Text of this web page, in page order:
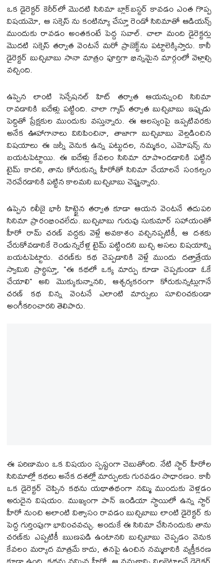
ఒక డైరెక్ట‌ర్ కెరీర్‌లో మొద‌టి సినిమా బ్లాక్‌బస్టర్ కావడం ఎంత గొప్ప
విషయమో, ఆ స‌క్సెస్ ను కంటిన్యూ చేస్తూ రెండో సినిమాతో ఆడియ‌న్స్
ముందుకు రావడం అంతకంటే పెద్ద సవాల్. చాలా మంది డైరెక్ట‌ర్లు
మొద‌టి స‌క్సెస్ త‌ర్వాత వెంటనే మరో ప్రాజెక్ట్‌ను పట్టాలెక్కిస్తారు. కానీ
డైరెక్ట‌ర్ బుచ్చిబాబు సానా మాత్రం పూర్తిగా భిన్నమైన మార్గంలో వెళ్లాల్సి
వ‌చ్చింది.
ఉప్పెన లాంటి సెన్సేష‌న‌ల్ హిట్ త‌ర్వాత ఆయ‌న్నుంచి సినిమా
రావ‌డానికి ఐదేళ్లు ప‌ట్టింది. చాలా గ్యాప్ త‌ర్వాత బుచ్చిబాబు ఇప్పుడు
పెద్దితో ప్రేక్షకుల ముందుకు వస్తున్నారు. ఈ ఆలస్యంపై ఇప్పటివరకు
అనేక ఊహాగానాలు వినిపించినా, తాజాగా బుచ్చిబాబు వెల్లడించిన
విషయాలు ఈ జ‌ర్నీ వెనుక ఉన్న పట్టుదల, నమ్మకం, ఎమోష‌న్స్ ను
బయటపెట్టాయి. ఈ ఐదేళ్లు కేవలం సినిమా రూపొందడానికి పట్టిన
టైమ్ కాద‌ని, తాను కోరుకున్న హీరోతో సినిమా చేయాలనే సంకల్పం
నెరవేరడానికి పట్టిన కాల‌మ‌ని బుచ్చిబాబు చెప్తున్నారు.
ఉప్పెన రిలీజై భారీ హిట్టైన తర్వాత కూడా ఆయన వెంటనే తదుపరి
సినిమా ప్రారంభించలేదు. బుచ్చిబాబు గురువు సుకుమార్ సహాయంతో
హీరో రామ్ చరణ్ వద్దకు వెళ్లే అవకాశం వచ్చినప్పటికీ, ఆ దశకు
చేరుకోవడానికే రెండున్నరేళ్ల టైమ్ ప‌ట్టింద‌ని బుచ్చి అస‌లు విష‌యాన్ని
బ‌య‌ట‌పెట్టారు. చరణ్‌కు కథ చెప్పడానికి వెళ్లే ముందు దత్తాత్రేయ
స్వామిని ప్రార్థిస్తూ, "ఈ కథలో ఒక్క మార్పు కూడా చెప్పకుండా ఓకే
చేయాలి" అని మొక్కుకున్నానని, ఆశ్చర్యకరంగా కోరుకున్నట్లుగానే
చరణ్ కథ విన్న వెంటనే ఎలాంటి మార్పులు సూచించకుండా
అంగీకరించారని తెలిపారు.
ఈ పరిణామం ఒక విషయం స్పష్టంగా చెబుతోంది. నేటి స్టార్ హీరోల
సినిమాల్లో కథలు అనేక దశల్లో మార్పులకు గురవడం సాధారణం. కానీ
ఒక డైరెక్ట‌ర్ చెప్పిన కథను యథాతథంగా నమ్మి ముందుకు వెళ్లడం
అరుదైన విషయం. ముఖ్యంగా పాన్ ఇండియా స్థాయిలో ఉన్న స్టార్
హీరో నుంచి అలాంటి విశ్వాసం రావడం బుచ్చిబాబు లాంటి డైరెక్ట‌ర్ కు
పెద్ద గుర్తింపుగా భావించవచ్చు. అందుకే ఈ సినిమా చేసినందుకు తాను
చరణ్‌కు ఎప్పటికీ ఋణపడి ఉంటానని బుచ్చిబాబు చెప్పడం వెనుక
కేవలం మర్యాద మాత్రమే కాదు, తనపై ఉంచిన నమ్మకానికి వ్యక్తీకరణ